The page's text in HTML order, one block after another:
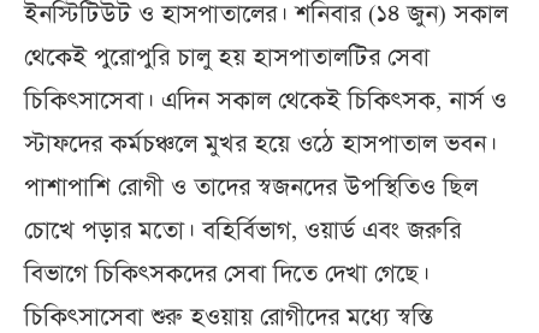
ইনস্টিটিউট ও হাসপাতালের। শনিবার (১৪ জুন) সকাল
থেকেই পুরোপুরি চালু হয় হাসপাতালটির সেবা
চিকিৎসাসেবা। এদিন সকাল থেকেই চিকিৎসক, নার্স ও
স্টাফদের কর্মচঞ্চলে মুখর হয়ে ওঠে হাসপাতাল ভবন।
পাশাপাশি রোগী ও তাদের স্বজনদের উপস্থিতিও ছিল
চোখে পড়ার মতো। বহির্বিভাগ, ওয়ার্ড এবং জরুরি
বিভাগে চিকিৎসকদের সেবা দিতে দেখা গেছে।
চিকিৎসাসেবা শুরু হওয়ায় রোগীদের মধ্যে স্বস্তি